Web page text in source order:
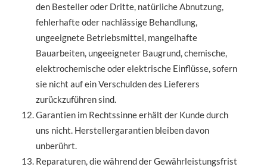
den Besteller oder Dritte, natürliche Abnutzung,
fehlerhafte oder nachlässige Behandlung,
ungeeignete Betriebsmittel, mangelhafte
Bauarbeiten, ungeeigneter Baugrund, chemische,
elektrochemische oder elektrische Einflüsse, sofern
sie nicht auf ein Verschulden des Lieferers
zurückzuführen sind.
Garantien im Rechtssinne erhält der Kunde durch
uns nicht. Herstellergarantien bleiben davon
unberührt.
Reparaturen, die während der Gewährleistungsfrist